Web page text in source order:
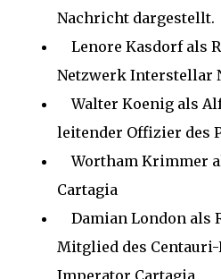
Nachricht dargestellt.
Lenore Kasdorf als
Netzwerk Interstellar
Walter Koenig als
leitender Offizier des
Wortham Krimmer
Cartagia
Damian London als
Mitglied des